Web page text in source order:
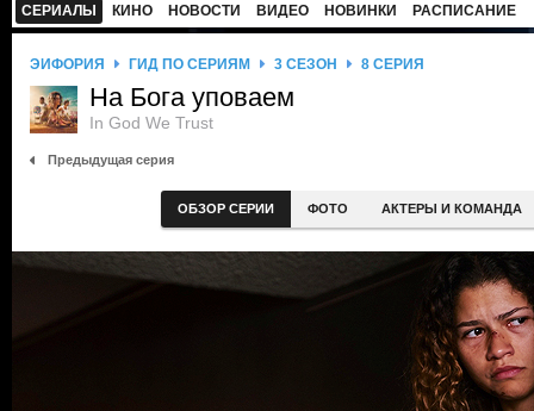
СЕРИАЛЫ КИНО НОВОСТИ ВИДЕО НОВИНКИ РАСПИСАНИЕ
ЭЙФОРИЯ ГИД ПО СЕРИЯМ 3 СЕЗОН 8 СЕРИЯ
На Бога уповаем
In God We Trust
Предыдущая серия
ОБЗОР СЕРИИ ФОТО АКТЕРЫ И КОМАНДА